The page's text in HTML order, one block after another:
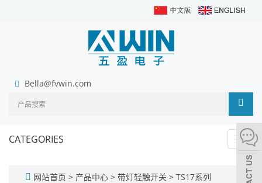
Bella@fvwin.com
CATEGORIES
网站首页 > 产品中心 > 带灯轻触开关 > TS17系列